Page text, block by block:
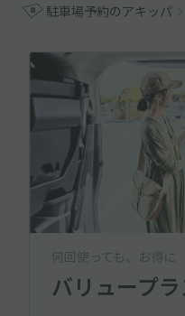
駐車場予約のアキッパ
何回使っても、お得に
バリュープラ